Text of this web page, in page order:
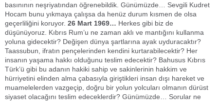
basınının neşriyatından öğrenebildik. Günümüzde… Sevgili Kudret
Hocam bunu yıkmaya çalışsa da henüz durum kısmen de olsa
geçerliliğini koruyor. 26 Mart 1969… Herkes gibi biz de
düşünüyoruz. Kıbrıs Rum’u ne zaman aklı ve mantığını kullanma
yoluna gidecektir? Değişen dünya şartlarına ayak uyduracaktır?
Taassubun, ifratın pençelerinden kendini kurtarabilecektir? Her
insanın yaşama hakkı olduğunu teslim edecektir? Bahusus Kıbrıs
Türk’ü gibi bu adanın hakiki sahip ve sakinlerinin hakkim ve
hürriyetini elinden alma çabasıyla giriştikleri insan dışı hareket ve
muamelelerden vazgeçip, doğru bir yolun yolcuları olmanın dürüst
siyaset olacağını teslim edeceklerdir? Günümüzde… Sorular ne